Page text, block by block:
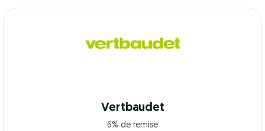
Vertbaudet
6% de remise